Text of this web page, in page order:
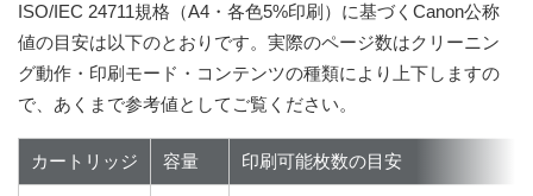
ISO/IEC 24711規格（A4・各色5%印刷）に基づくCanon公称
値の目安は以下のとおりです。実際のページ数はクリーニン
グ動作・印刷モード・コンテンツの種類により上下しますの
で、あくまで参考値としてご覧ください。
カートリッジ 容量 印刷可能枚数の目安